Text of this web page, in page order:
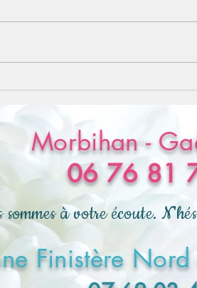
Morbihan -
06 76 81
sommes à votre écoute.
Finistère